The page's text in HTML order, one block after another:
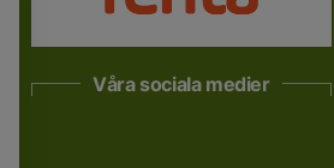
Våra sociala medier